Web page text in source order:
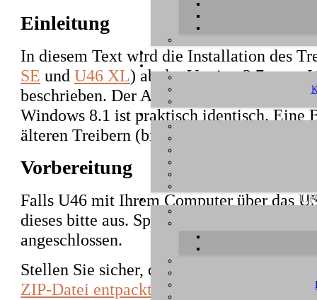
Einleitung
In diesem Text wird die Installation des
SE und U46 XL) ab der Version 3.7 unter
beschrieben. Der Ablauf unter Windows
Windows 8.1 ist praktisch identisch. Eine
älteren Treibern (bis zur Version 3.6)
Vorbereitung
Falls U46 mit Ihrem Computer über das
dieses bitte aus. Später während der
angeschlossen.
Stellen Sie sicher, dass Sie den Treiber
ZIP-Datei entpackt haben.